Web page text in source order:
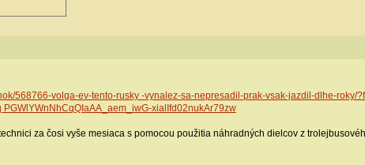
568766-volga-ev-tento-rusky -vynalez-sa-nepresadil-prak-vsak-jazdil-dlhe-
xialIfd02nukAr79zw
za čosi vyše mesiaca s pomocou použitia náhradných dielcov z